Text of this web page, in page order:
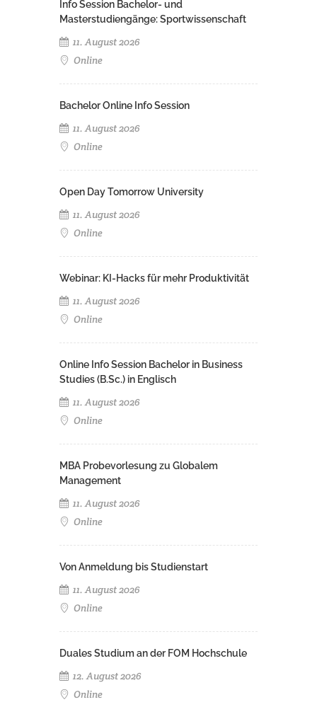
Info Session Bachelor- und
Masterstudiengänge: Sportwissenschaft
11. August 2026
Online
Bachelor Online Info Session
11. August 2026
Online
Open Day Tomorrow University
11. August 2026
Online
Webinar: KI-Hacks für mehr Produktivität
11. August 2026
Online
Online Info Session Bachelor in Business
Studies (B.Sc.) in Englisch
11. August 2026
Online
MBA Probevorlesung zu Globalem
Management
11. August 2026
Online
Von Anmeldung bis Studienstart
11. August 2026
Online
Duales Studium an der FOM Hochschule
12. August 2026
Online